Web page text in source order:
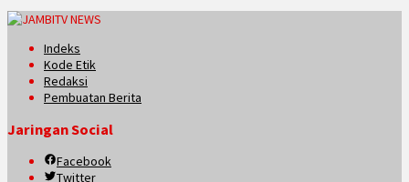
Indeks
Kode Etik
Redaksi
Pembuatan Berita
Jaringan Social
Facebook
Twitter